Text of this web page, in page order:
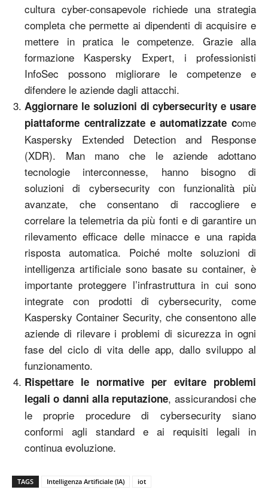
cultura cyber-consapevole richiede una strategia
completa che permette ai dipendenti di acquisire e
mettere in pratica le competenze. Grazie alla
formazione Kaspersky Expert, i professionisti
InfoSec possono migliorare le competenze e
difendere le aziende dagli attacchi.
Aggiornare le soluzioni di cybersecurity e usare
piattaforme centralizzate e automatizzate come
Kaspersky Extended Detection and Response
(XDR). Man mano che le aziende adottano
tecnologie interconnesse, hanno bisogno di
soluzioni di cybersecurity con funzionalità più
avanzate, che consentano di raccogliere e
correlare la telemetria da più fonti e di garantire un
rilevamento efficace delle minacce e una rapida
risposta automatica. Poiché molte soluzioni di
intelligenza artificiale sono basate su container, è
importante proteggere l’infrastruttura in cui sono
integrate con prodotti di cybersecurity, come
Kaspersky Container Security, che consentono alle
aziende di rilevare i problemi di sicurezza in ogni
fase del ciclo di vita delle app, dallo sviluppo al
funzionamento.
Rispettare le normative per evitare problemi
legali o danni alla reputazione, assicurandosi che
le proprie procedure di cybersecurity siano
conformi agli standard e ai requisiti legali in
continua evoluzione.
TAGS Intelligenza Artificiale (IA) iot